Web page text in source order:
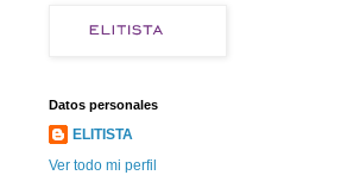
Datos personales
ELITISTA
Ver todo mi perfil